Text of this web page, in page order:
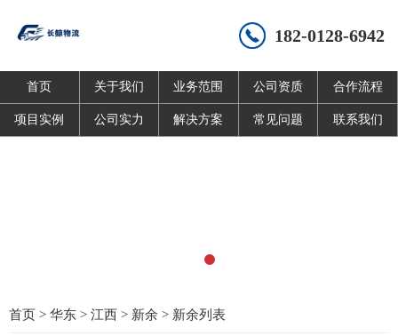
182-0128-6942
首页 关于我们 业务范围 公司资质 合作流程
项目实例 公司实力 解决方案 常见问题 联系我们
首页 > 华东 > 江西 > 新余 > 新余列表